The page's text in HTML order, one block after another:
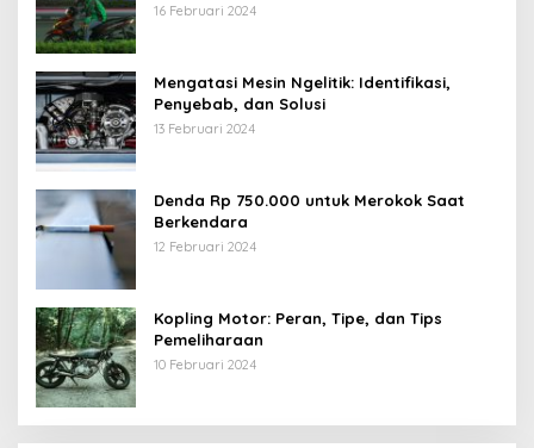
16 Februari 2024
Mengatasi Mesin Ngelitik: Identifikasi,
Penyebab, dan Solusi
13 Februari 2024
Denda Rp 750.000 untuk Merokok Saat
Berkendara
12 Februari 2024
Kopling Motor: Peran, Tipe, dan Tips
Pemeliharaan
10 Februari 2024